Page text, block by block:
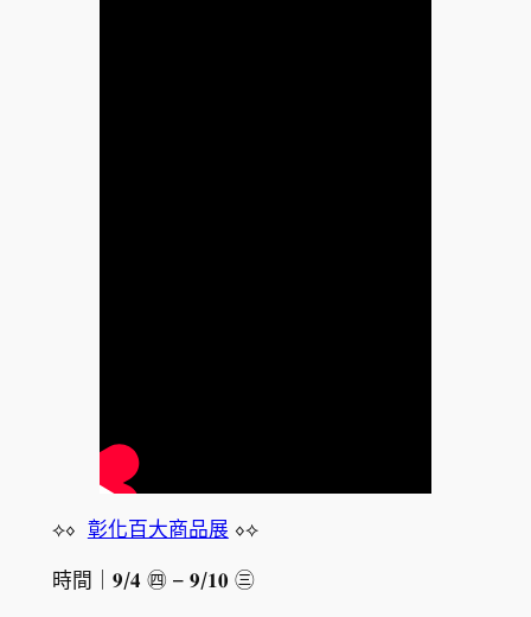
⟡⋄ ​ 彰化百大商品展 ⋄⟡
時間｜𝟗/𝟒 ㊃ – 𝟗/𝟏𝟎 ㊂